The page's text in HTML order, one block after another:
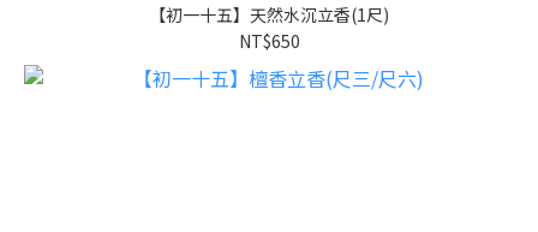
【初一十五】天然水沉立香(1尺)
NT$650